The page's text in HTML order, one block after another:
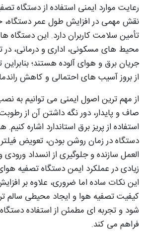
رعایت موارد ایمنی استفاده از دستگاه
نقش مهمی در افزایش طول عمر دستگاه،
تأمین سلامت کاربران دارد. این دستگاه‌
محیط‌ های مسکونی، اداری و درمانی، در
جریان برق و هوای آلوده هستند؛
از بروز آسیب‌ های احتمالی و کاهش
از مهم‌ ترین اصول ایمنی می‌ توانیم به
صاف و پایدار، دور نگه داشتن آن از
استفاده از پریز برق استاندارد اشاره
دستگاه در زمان روشن بودن، تعویض
العمل سازنده و جلوگیری از انسداد
زیادی در عملکرد ایمن دستگاه تصفیه
این نکات ساده اما ضروری، علاوه بر
کیفیت تصفیه هوا و ایجاد محیطی سالم‌
شود و تجربه‌ ای مطمئن از استفاده دستگاه
فراهم می‌ کند.